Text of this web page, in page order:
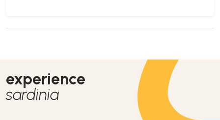
experience
sardinia